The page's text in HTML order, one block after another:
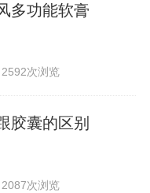
多功能软膏
2592次浏览
胶囊的区别
2087次浏览